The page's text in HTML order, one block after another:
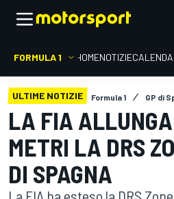
FORMULA 1 HOMENOTIZIE
ULTIME NOTIZIE Formula 1 GP di
LA FIA
METRI LA DRS
DI SPAGNA